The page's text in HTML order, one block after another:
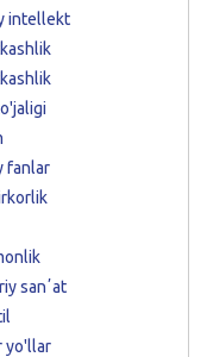
intellekt
fanlar
sanʼat
yo'llar